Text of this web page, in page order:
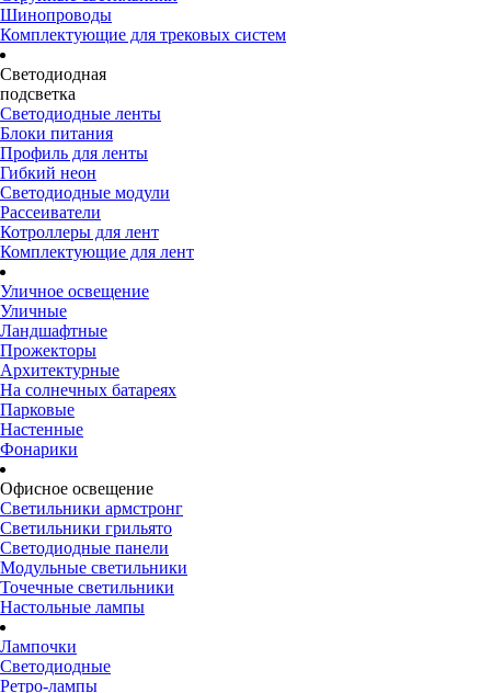
Шинопроводы
Комплектующие для трековых систем
Светодиодная
подсветка
Светодиодные ленты
Блоки питания
Профиль для ленты
Гибкий неон
Светодиодные модули
Рассеиватели
Котроллеры для лент
Комплектующие для лент
Уличное освещение
Уличные
Ландшафтные
Прожекторы
Архитектурные
На солнечных батареях
Парковые
Настенные
Фонарики
Офисное освещение
Светильники армстронг
Светильники грильято
Светодиодные панели
Модульные светильники
Точечные светильники
Настольные лампы
Лампочки
Светодиодные
Ретро-лампы